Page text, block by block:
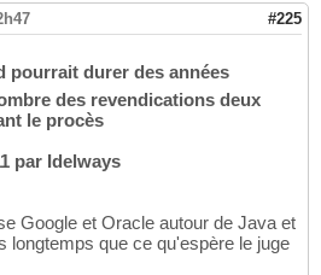
#225
pourrait durer des années
des revendications deux
le procès
par Idelways
Google et Oracle autour de Java et
longtemps que ce qu'espère le juge